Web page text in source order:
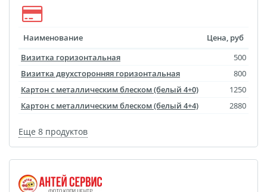
Наименование
Цена, руб
Визитка горизонтальная
500
Визитка двухсторонняя горизонтальная
800
Картон с металлическим блеском (белый 4+0)
1250
Картон с металлическим блеском (белый 4+4)
2880
Еще 8 продуктов